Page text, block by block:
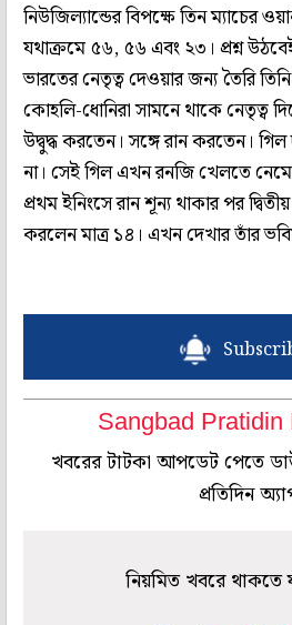
নিউজিল্যান্ডের বিপক্ষে তিন ম্যাচের
যথাক্রমে ৫৬, ৫৬ এবং ২৩। প্রশ্ন
ভারতের নেতৃত্ব দেওয়ার জন্য তৈরি
কোহলি-ধোনিরা সামনে থাকে নেতৃত্ব
উদ্বুদ্ধ করতেন। সঙ্গে রান করতেন।
না। সেই গিল এখন রনজি খেলতে নেমেও
প্রথম ইনিংসে রান শূন্য থাকার পর
করলেন মাত্র ১৪। এখন দেখার তাঁর
Sangbad Pratidin
খবরের টাটকা আপডেট পেতে
প্রতিদিন
নিয়মিত খবরে